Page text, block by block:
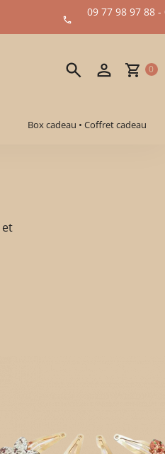
09 77 98 97 88 -
0
Box cadeau • Coffret cadeau
et